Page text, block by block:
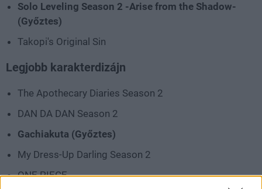
Solo Leveling Season 2 -Arise from the Shadow-
(Győztes)
Takopi's Original Sin
Legjobb karakterdizájn
The Apothecary Diaries Season 2
DAN DA DAN Season 2
Gachiakuta (Győztes)
My Dress-Up Darling Season 2
ONE PIECE